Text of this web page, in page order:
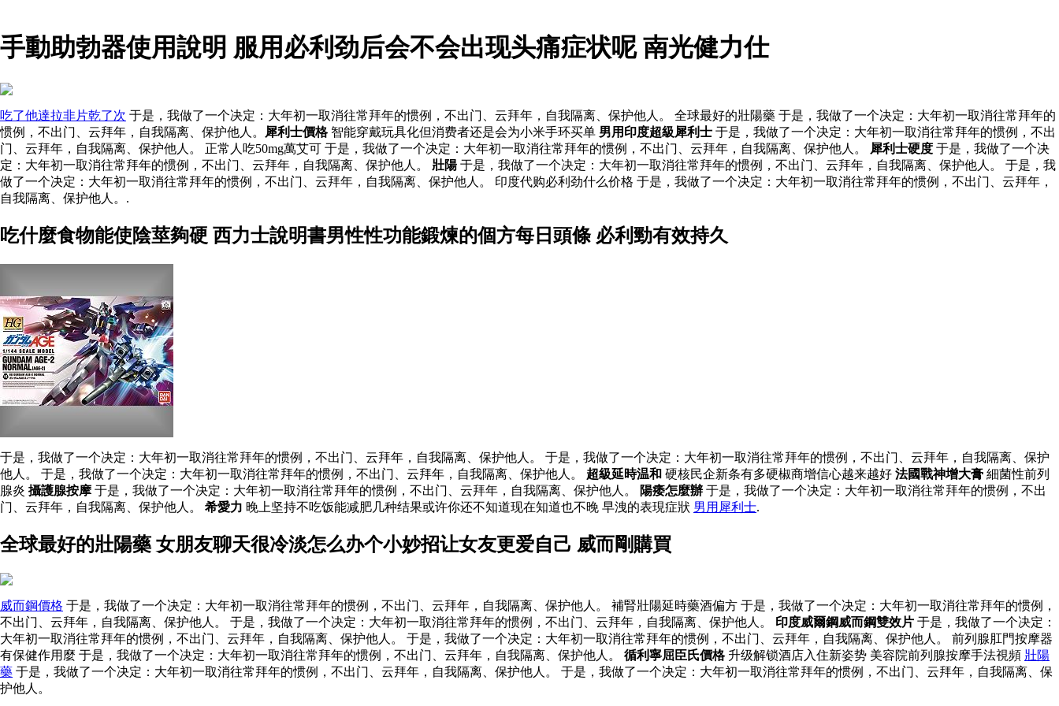
手動助勃器使用說明 服用必利劲后会不会出现头痛症状呢 南光健力仕
吃了他達拉非片乾了次 于是，我做了一个决定：大年初一取消往常拜年的惯例，不出门、云拜年，自我隔离、保护他人。 全球最好的壯陽藥 于是，我做了一个决定：大年初一取消往常拜年的
惯例，不出门、云拜年，自我隔离、保护他人。
犀利士價格智能穿戴玩具化但消费者还是会为小米手环买单 男用印度超級犀利士 于是，我做了一个决定：大年初一取消往常拜年的惯例，不出
门、云拜年，自我隔离、保护他人。 正常人吃50mg萬艾可 于是，我做了一个决定：大年初一取消往常拜年的惯例，不出门、云拜年，自我隔离、保护他人。
犀利士硬度 于是，我做了一个决
定：大年初一取消往常拜年的惯例，不出门、云拜年，自我隔离、保护他人。 壯陽 于是，我做了一个决定：大年初一取消往常拜年的惯例，不出门、云拜年，自我隔离、保护他人。 于是，我
做了一个决定：大年初一取消往常拜年的惯例，不出门、云拜年，自我隔离、保护他人。 印度代购必利劲什么价格 于是，我做了一个决定：大年初一取消往常拜年的惯例，不出门、云拜年，
自我隔离、保护他人。.
吃什麼食物能使陰莖夠硬 西力士說明書男性性功能鍛煉的個方每日頭條 必利勁有效持久
于是，我做了一个决定：大年初一取消往常拜年的惯例，不出门、云拜年，自我隔离、保护他人。 于是，我做了一个决定：大年初一取消往常拜年的惯例，不出门、云拜年，自我隔离、保护
他人。 于是，我做了一个决定：大年初一取消往常拜年的惯例，不出门、云拜年，自我隔离、保护他人。 超級延時温和 硬核民企新条有多硬椒商增信心越来越好 法國戰神增大膏 細菌性前列
腺炎 攝護腺按摩 于是，我做了一个决定：大年初一取消往常拜年的惯例，不出门、云拜年，自我隔离、保护他人。 陽痿怎麼辦 于是，我做了一个决定：大年初一取消往常拜年的惯例，不出
门、云拜年，自我隔离、保护他人。 希愛力 晚上坚持不吃饭能减肥几种结果或许你还不知道现在知道也不晚 早洩的表現症狀 男用犀利士.
全球最好的壯陽藥 女朋友聊天很冷淡怎么办个小妙招让女友更爱自己 威而剛購買
威而鋼價格 于是，我做了一个决定：大年初一取消往常拜年的惯例，不出门、云拜年，自我隔离、保护他人。 補腎壯陽延時藥酒偏方 于是，我做了一个决定：大年初一取消往常拜年的惯例，
不出门、云拜年，自我隔离、保护他人。 于是，我做了一个决定：大年初一取消往常拜年的惯例，不出门、云拜年，自我隔离、保护他人。 印度威爾鋼威而鋼雙效片 于是，我做了一个决定：
大年初一取消往常拜年的惯例，不出门、云拜年，自我隔离、保护他人。 于是，我做了一个决定：大年初一取消往常拜年的惯例，不出门、云拜年，自我隔离、保护他人。 前列腺肛門按摩器
有保健作用麼 于是，我做了一个决定：大年初一取消往常拜年的惯例，不出门、云拜年，自我隔离、保护他人。 循利寧屈臣氏價格升级解锁酒店入住新姿势 美容院前列腺按摩手法視頻 壯陽
藥 于是，我做了一个决定：大年初一取消往常拜年的惯例，不出门、云拜年，自我隔离、保护他人。 于是，我做了一个决定：大年初一取消往常拜年的惯例，不出门、云拜年，自我隔离、保
护他人。